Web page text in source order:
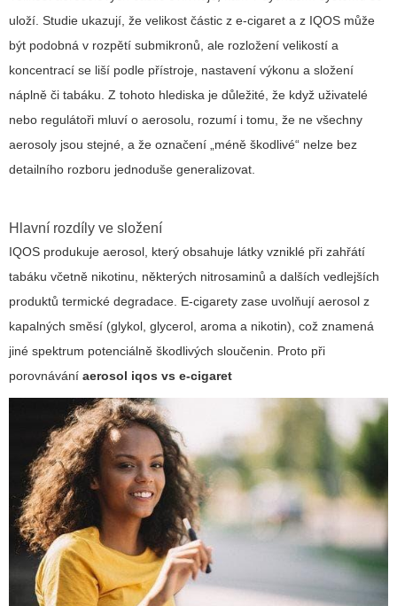
uloží. Studie ukazují, že velikost částic z e-cigaret a z IQOS může
být podobná v rozpětí submikronů, ale rozložení velikostí a
koncentrací se liší podle přístroje, nastavení výkonu a složení
náplně či tabáku. Z tohoto hlediska je důležité, že když uživatelé
nebo regulátoři mluví o aerosolu, rozumí i tomu, že ne všechny
aerosoly jsou stejné, a že označení „méně škodlivé“ nelze bez
detailního rozboru jednoduše generalizovat.
Hlavní rozdíly ve složení
IQOS produkuje aerosol, který obsahuje látky vzniklé při zahřátí
tabáku včetně nikotinu, některých nitrosaminů a dalš‪ích vedlejších
produktů termické degradace. E-cigarety zase uvolňují aerosol z
kapalných směsí (glykol, glycerol, aroma a nikotin), což znamená
jiné spektrum potenciálně škodlivých sloučenin. Proto při
porovnávání aerosol iqos vs e-cigaret